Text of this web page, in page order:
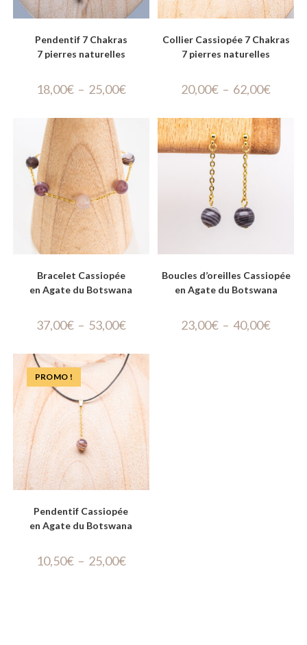
Pendentif 7 Chakras
7 pierres naturelles
18,00€ – 25,00€
Collier Cassiopée 7 Chakras
7 pierres naturelles
20,00€ – 62,00€
Bracelet Cassiopée
en Agate du Botswana
37,00€ – 53,00€
Boucles d’oreilles Cassiopée
en Agate du Botswana
23,00€ – 40,00€
PROMO !
Pendentif Cassiopée
en Agate du Botswana
10,50€ – 25,00€